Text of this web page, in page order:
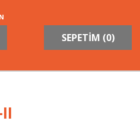
SEPETİM (0)